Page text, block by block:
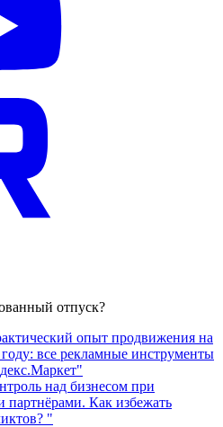
отпуск?
опыт продвижения на
все рекламные инструменты
над бизнесом при
партнёрами. Как избежать
"